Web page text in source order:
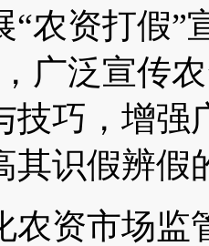
资打假”
广泛宣传
技巧，增强
其识假辨假
资市场监